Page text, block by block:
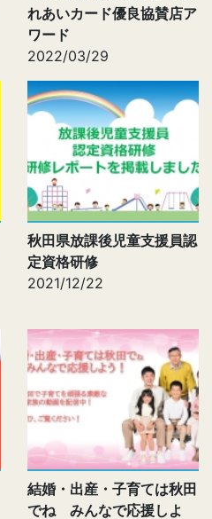
れあいカード優良協賛店ア
ワード
2022/03/29
秋田県放課後児童支援員認
定資格研修
2021/12/22
結婚・出産・子育ては秋田
でね みんなで応援しよ